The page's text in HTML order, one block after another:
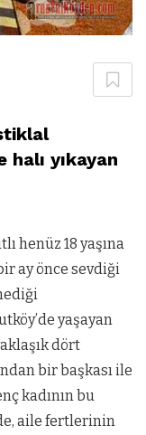
yıkayan
henüz 18 yaşına
ay önce sevdiği
yaşayan
dört
bir başkası ile
kadının bu
aile fertlerinin